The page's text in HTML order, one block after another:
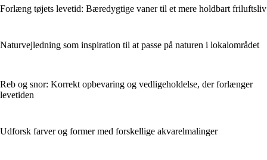
Forlæng tøjets levetid: Bæredygtige vaner til et mere holdbart friluftsliv
Naturvejledning som inspiration til at passe på naturen i lokalområdet
Reb og snor: Korrekt opbevaring og vedligeholdelse, der forlænger
levetiden
Udforsk farver og former med forskellige akvarelmalinger